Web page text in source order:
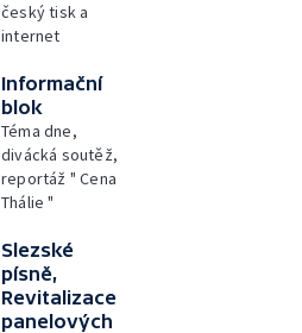
český tisk a
internet
Informační
blok
Téma dne,
divácká soutěž,
reportáž " Cena
Thálie "
Slezské
písně,
Revitalizace
panelových